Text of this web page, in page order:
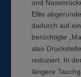
und
Elite
dadurch auf
berüchtigte
also
reduziert. In
längere